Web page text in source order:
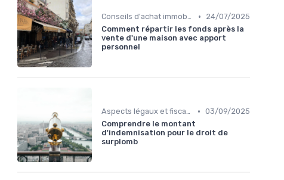
Conseils d'achat immobilier •
24/07/2025
Comment répartir les fonds après la
vente d'une maison avec apport
personnel
Aspects légaux et fiscaux • 03/09/2025
Comprendre le montant
d'indemnisation pour le droit de
surplomb